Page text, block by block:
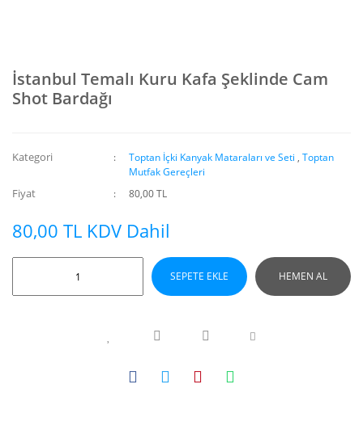
İstanbul Temalı Kuru Kafa Şeklinde Cam
Shot Bardağı
Kategori Toptan İçki Kanyak Mataraları ve Seti ,Toptan
Mutfak Gereçleri
Fiyat 80,00 TL
80,00 TL KDV Dahil
SEPETE EKLE HEMEN AL